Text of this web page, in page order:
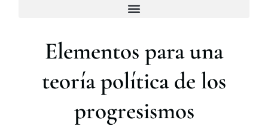
Elementos para una
teoría política de los
progresismos